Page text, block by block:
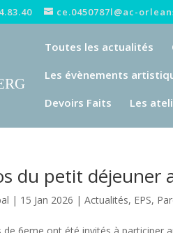
ce.0450787l@ac-
Toutes les actualités
Les évènements
Devoirs Faits
Les
du petit déjeuner
| 15 Jan 2026 |Actualités, EPS,